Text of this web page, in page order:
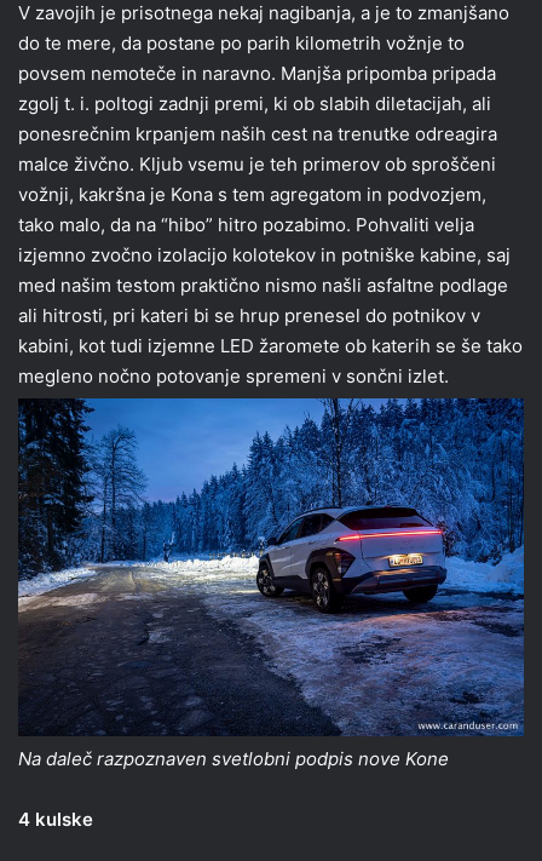
V zavojih je prisotnega nekaj nagibanja, a je to zmanjšano
do te mere, da postane po parih kilometrih vožnje to
povsem nemoteče in naravno. Manjša pripomba pripada
zgolj t. i. poltogi zadnji premi, ki ob slabih diletacijah, ali
ponesrečnim krpanjem naših cest na trenutke odreagira
malce živčno. Kljub vsemu je teh primerov ob sproščeni
vožnji, kakršna je Kona s tem agregatom in podvozjem,
tako malo, da na “hibo” hitro pozabimo. Pohvaliti velja
izjemno zvočno izolacijo kolotekov in potniške kabine, saj
med našim testom praktično nismo našli asfaltne podlage
ali hitrosti, pri kateri bi se hrup prenesel do potnikov v
kabini, kot tudi izjemne LED žaromete ob katerih se še tako
megleno nočno potovanje spremeni v sončni izlet.
Na daleč razpoznaven svetlobni podpis nove Kone
4 kulske